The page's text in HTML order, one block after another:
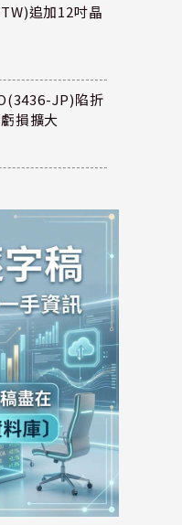
追加12吋晶
JP)陷折
損擴大